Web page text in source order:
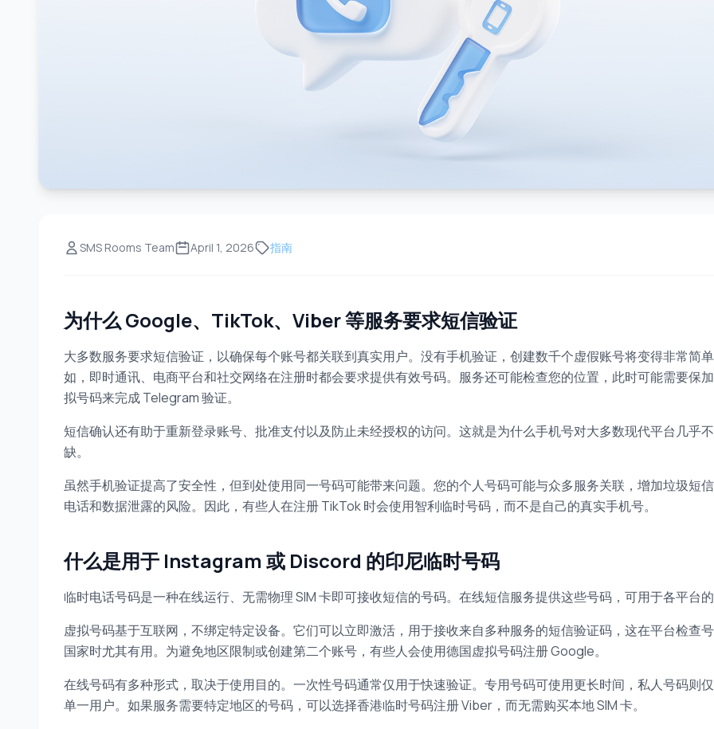
SMS Rooms Team April 1, 2026 指南
为什么 Google、TikTok、Viber 等服务要求短信验证
大多数服务要求短信验证，以确保每个账号都关联到真实用户。没有手机验证，创建数千个虚假账号将变得非常简
如，即时通讯、电商平台和社交网络在注册时都会要求提供有效号码。服务还可能检查您的位置，此时可能需要保
拟号码来完成 Telegram 验证。
短信确认还有助于重新登录账号、批准支付以及防止未经授权的访问。这就是为什么手机号对大多数现代平台几乎
缺。
虽然手机验证提高了安全性，但到处使用同一号码可能带来问题。您的个人号码可能与众多服务关联，增加垃圾短
电话和数据泄露的风险。因此，有些人在注册 TikTok 时会使用智利临时号码，而不是自己的真实手机号。
什么是用于 Instagram 或 Discord 的印尼临时号码
临时电话号码是一种在线运行、无需物理 SIM 卡即可接收短信的号码。在线短信服务提供这些号码，可用于各平台
虚拟号码基于互联网，不绑定特定设备。它们可以立即激活，用于接收来自多种服务的短信验证码，这在平台检查
国家时尤其有用。为避免地区限制或创建第二个账号，有些人会使用德国虚拟号码注册 Google。
在线号码有多种形式，取决于使用目的。一次性号码通常仅用于快速验证。专用号码可使用更长时间，私人号码则
单一用户。如果服务需要特定地区的号码，可以选择香港临时号码注册 Viber，而无需购买本地 SIM 卡。